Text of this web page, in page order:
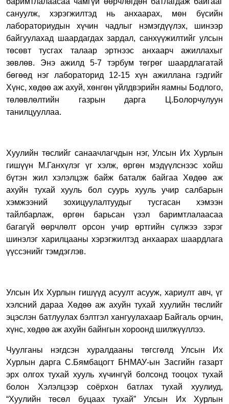
сануулж, хэрэгжилтэд нь анхаарах, мөн бүсийн
лабораториудын хүчин чадлыг нэмэгдүүлэх, шинээр
байгуулахад шаардагдах зардал, санхүүжилтийг улсын
төсөвт тусгах талаар эртнээс анхаарч ажиллахыг
зөвлөв. Энэ ажилд 5-7 тэрбум төгрөг шаардлагатай
бөгөөд нэг лабораторид 12-15 хүн ажиллана гэдгийг
Хүнс, хөдөө аж ахуй, хөнгөн үйлдвэрийн яамны Бодлого,
төлөвлөлтийн газрын дарга Ц.Болорчулуун
танилцууллаа.
Хуулийн төслийг санаачлагчдын нэг, Улсын Их Хурлын
гишүүн М.Ганхүлэг үг хэлж, өргөн мэдүүлснээс хойш
бүтэн жил хэлэлцэж байж баталж байгаа Хөдөө аж
ахуйн тухай хууль бол суурь хууль учир салбарын
хэмжээний зохицуулалтуудыг тусгасан хэмээн
тайлбарлаж, өргөн барьсан үзэл баримтлалаасаа
багагүй өөрчлөлт орсон учир өртгийн сүлжээ зэрэг
шинэлэг харилцааны хэрэгжилтэд анхаарах шаардлага
үүссэнийг тэмдэглэв.
Улсын Их Хурлын гишүүд асуулт асууж, хариулт авч, үг
хэлсний дараа Хөдөө аж ахуйн тухай хуулийн төслийг
эцэслэн батлуулах бэлтгэл хангуулахаар Байгаль орчин,
хүнс, хөдөө аж ахуйн байнгын хороонд шилжүүллээ.
Чуулганы нэгдсэн хуралдааны төгсгөлд Улсын Их
Хурлын дарга С.Бямбацогт БНМАУ-ын Засгийн газарт
эрх олгох тухай хууль хүчингүй болсонд тооцох тухай
болон Хэлэлцээр соёрхон батлах тухай хуулиуд,
“Хуулийн төсөл буцаах тухай” Улсын Их Хурлын